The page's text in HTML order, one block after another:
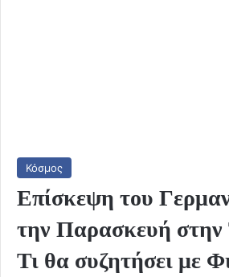
Κόσμος
Επίσκεψη του
την Παρασκευή στην
Τι θα συζητήσει με